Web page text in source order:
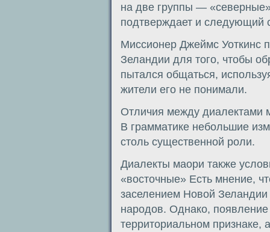
на две группы —
подтверждает и следующий
Миссионер Джеймс Уоткинс
Зеландии для того, чтобы
пытался общаться,
жители его не понимали.
Отличия между диалектами
В грамматике небольшие
столь существенной роли.
Диалекты маори также
«восточные» Есть мнение,
заселением Новой
народов. Однако,
территориальном признаке,